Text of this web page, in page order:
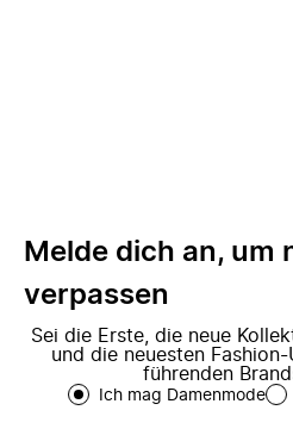
Melde dich an, um
verpassen
Sei die Erste, die neue
und die neuesten
führenden
Ich mag Damenmode